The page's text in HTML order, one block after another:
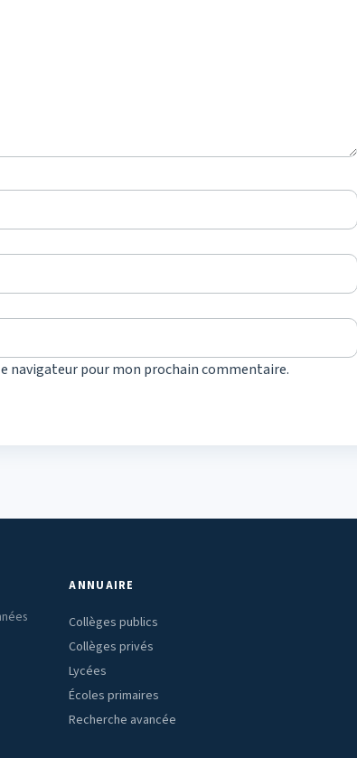
navigateur pour mon prochain commentaire.
ANNUAIRE
Collèges publics
Collèges privés
Lycées
Écoles primaires
Recherche avancée